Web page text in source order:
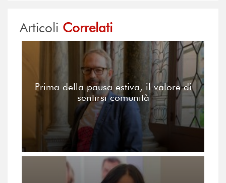
Articoli Correlati
Prima della pausa estiva, il valore di
sentirsi comunità